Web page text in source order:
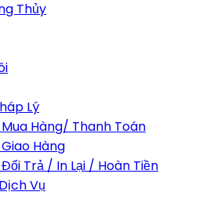
Thủy
Lý
Hàng/ Thanh Toán
Hàng
Trả / In Lại / Hoàn Tiền
Vụ